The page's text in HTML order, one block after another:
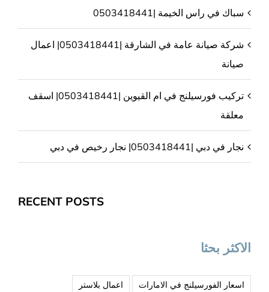
سباك في راس الخيمة |0503418441
شركة صيانة عامة في الشارقة |0503418441| اعمال
صيانة
تركيب فورسيلنج في ام القيوين |0503418441| اسقف
معلقة
نجار في دبي |0503418441| نجار رخيص في دبي
RECENT POSTS
الاكثر بحثا
اسعار الفورسيلنج في الامارات
اعمال بلاستر